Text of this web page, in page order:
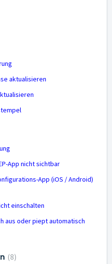
aktualisieren
App nicht sichtbar
App (iOS / Android)
einschalten
aus oder piept automatisch
8